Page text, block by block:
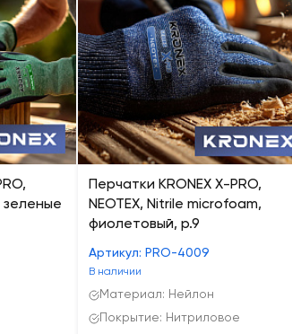
зеленые
Перчатки KRONEX X-PRO,
NEOTEX, Nitrile microfoam,
фиолетовый, р.9
Артикул: PRO-4009
В наличии
Материал: Нейлон
Покрытие: Нитриловое